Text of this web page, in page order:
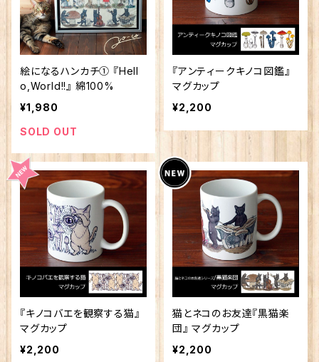
絵になるハンカチ① 『Hell
o,World!!』 綿100%
¥1,980
SOLD OUT
『アンティークキノコ図鑑』
マグカップ
¥2,200
『キノコバエを観察する猫』
マグカップ
¥2,200
猫とネコのお友達『黒猫楽
団』 マグカップ
¥2,200